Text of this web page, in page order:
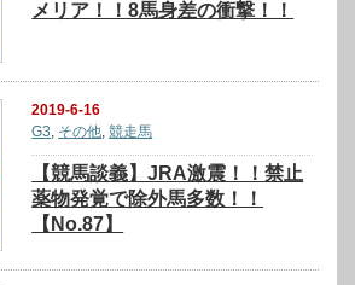
メリア！！8馬身差の衝撃！！
2019-6-16
G3, その他,競走馬
【競馬談義】JRA激震！！禁止
薬物発覚で除外馬多数！！
【No.87】